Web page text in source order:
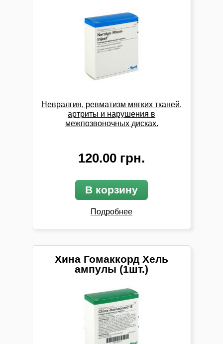
Невралгия, ревматизм мягких тканей,
артриты и нарушения в
межпозвоночных дисках.
120.00 грн.
В корзину
Подробнее
Хина Гомаккорд Хель
ампулы (1шт.)